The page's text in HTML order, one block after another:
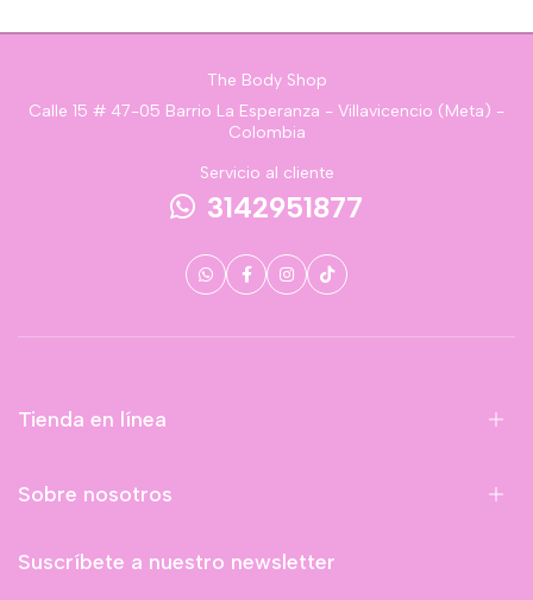
The Body Shop
Calle 15 # 47-05 Barrio La Esperanza - Villavicencio (Meta) -
Colombia
Servicio al cliente
3142951877
Tienda en línea
Sobre nosotros
Suscríbete a nuestro newsletter